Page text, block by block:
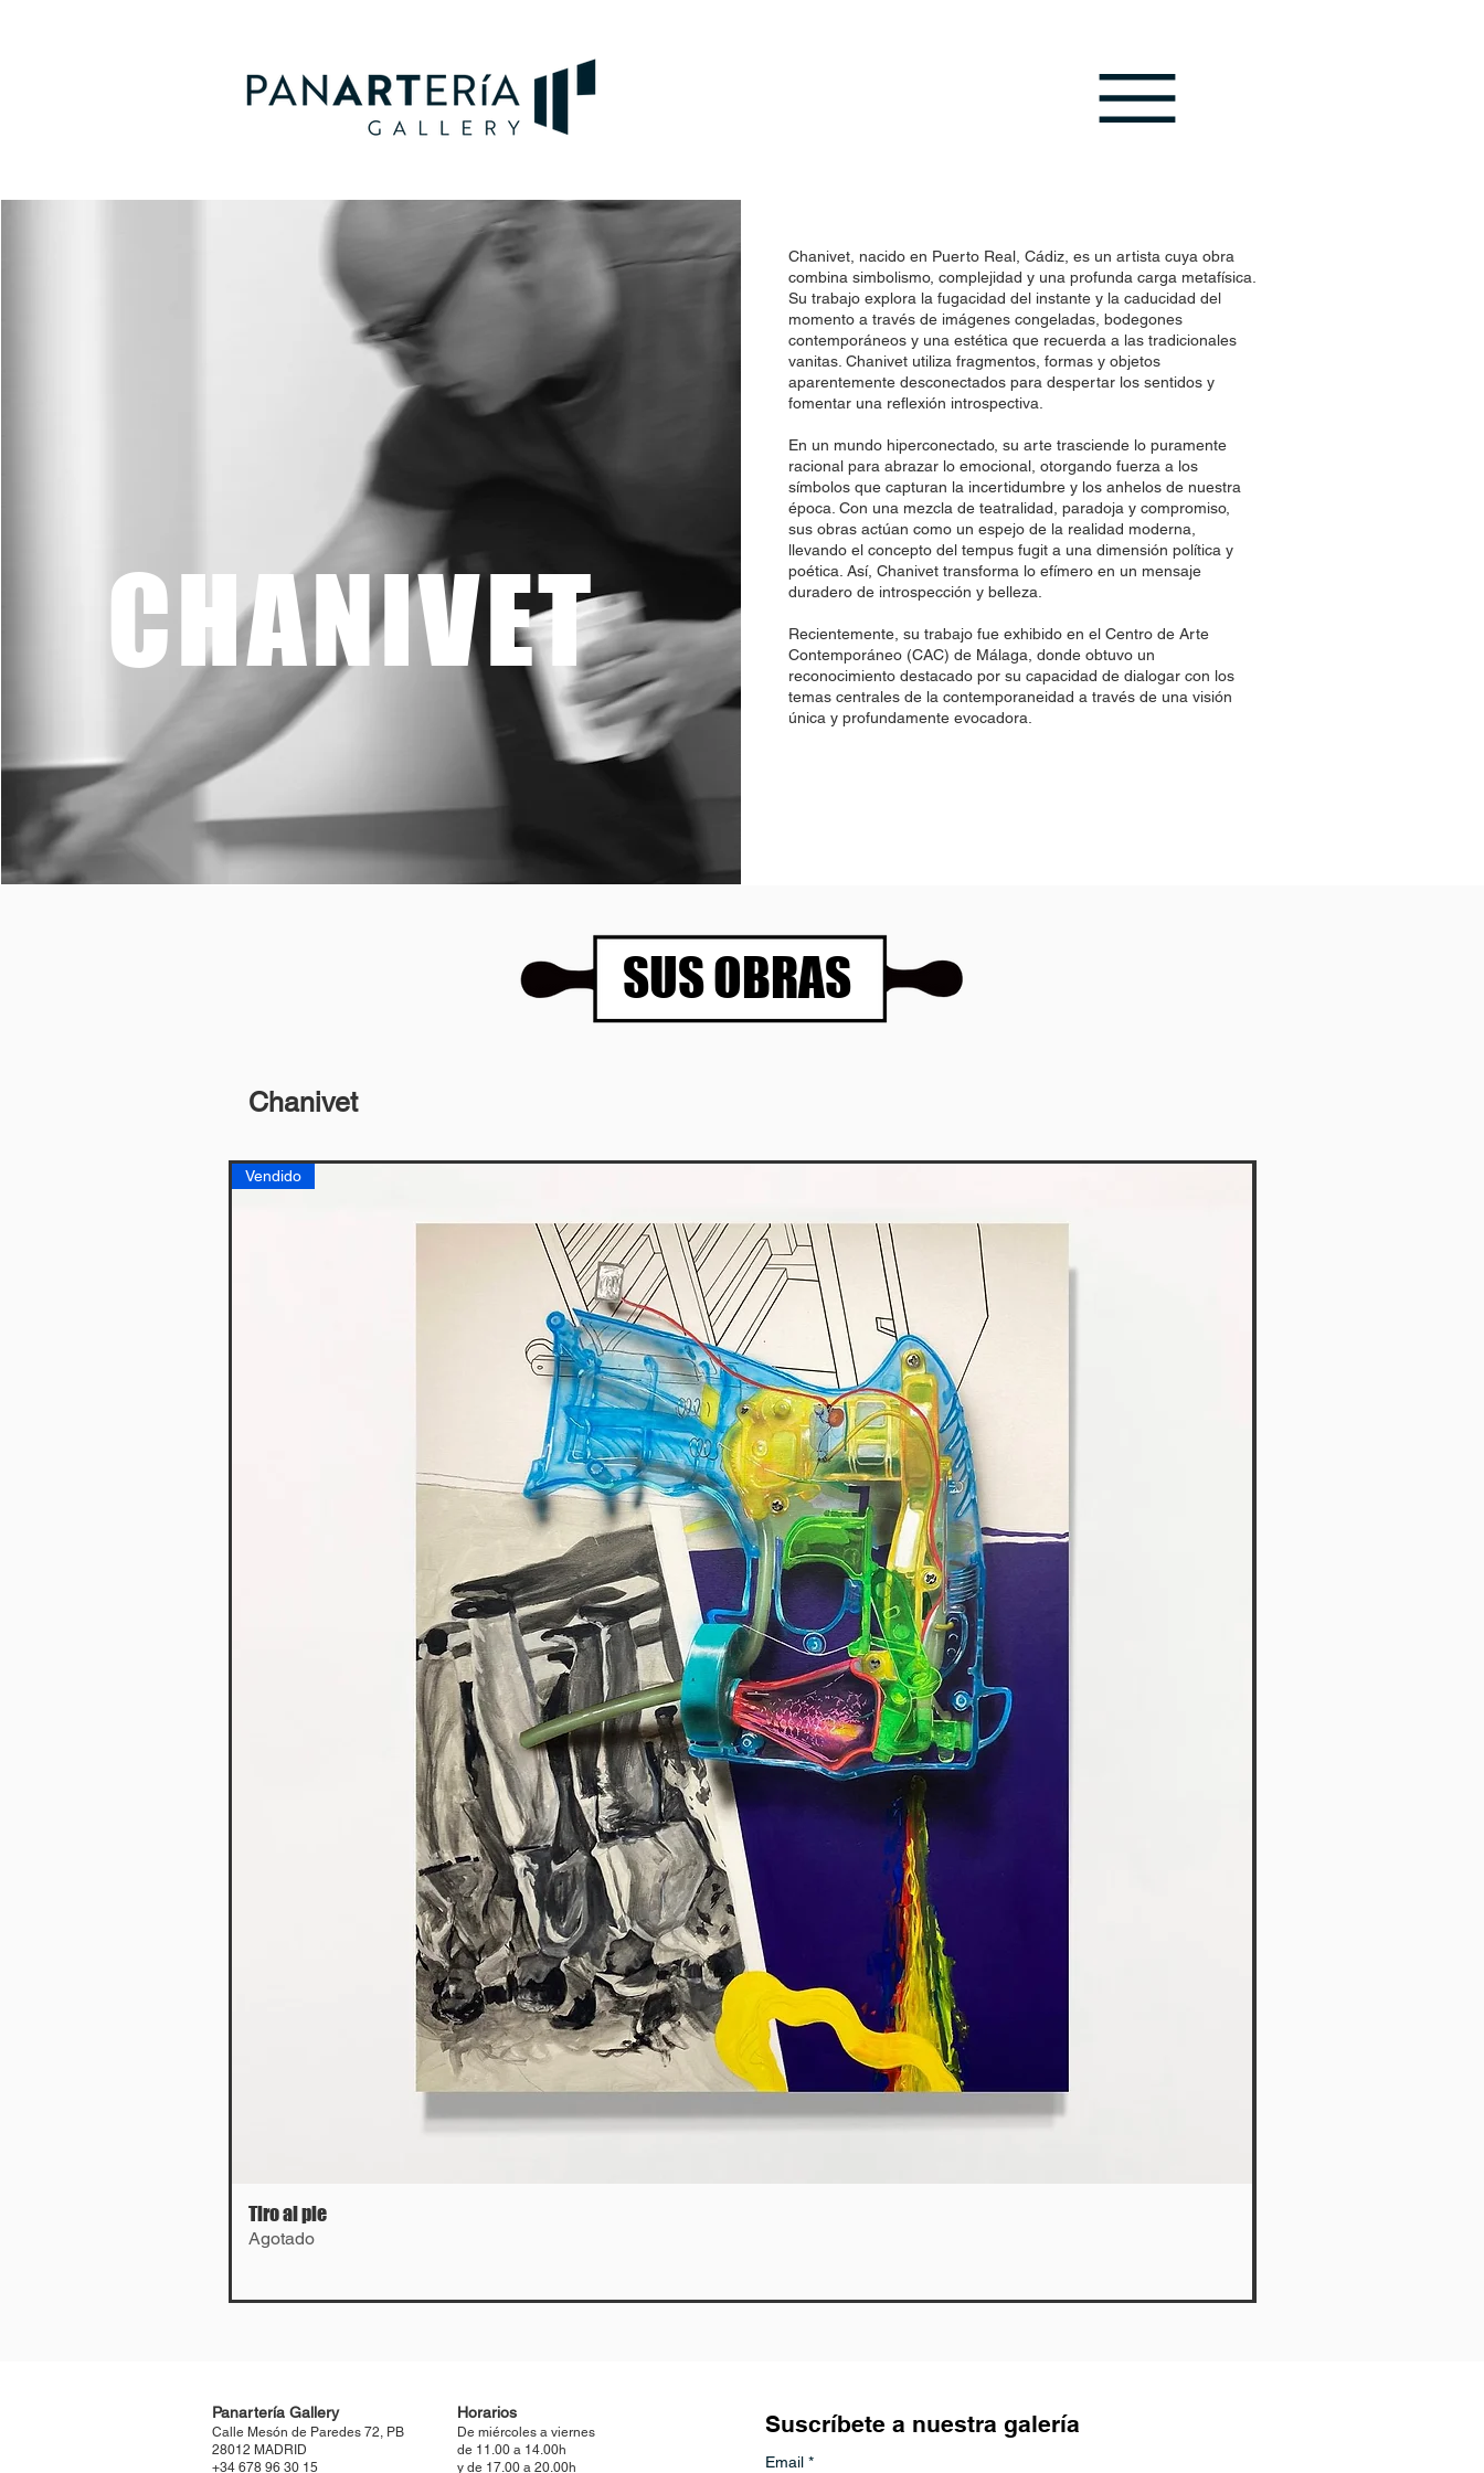
CHANIVET
Chanivet, nacido en Puerto Real, Cádiz, es un artista cuya obra
combina simbolismo, complejidad y una profunda carga metafísica.
Su trabajo explora la fugacidad del instante y la caducidad del
momento a través de imágenes congeladas, bodegones
contemporáneos y una estética que recuerda a las tradicionales
vanitas. Chanivet utiliza fragmentos, formas y objetos
aparentemente desconectados para despertar los sentidos y
fomentar una reflexión introspectiva.
En un mundo hiperconectado, su arte trasciende lo puramente
racional para abrazar lo emocional, otorgando fuerza a los
símbolos que capturan la incertidumbre y los anhelos de nuestra
época. Con una mezcla de teatralidad, paradoja y compromiso,
sus obras actúan como un espejo de la realidad moderna,
llevando el concepto del tempus fugit a una dimensión política y
poética. Así, Chanivet transforma lo efímero en un mensaje
duradero de introspección y belleza.
Recientemente, su trabajo fue exhibido en el Centro de Arte
Contemporáneo (CAC) de Málaga, donde obtuvo un
reconocimiento destacado por su capacidad de dialogar con los
temas centrales de la contemporaneidad a través de una visión
única y profundamente evocadora.
SUS OBRAS
Chanivet
Vendido
Tiro al pie
Agotado
Panartería Gallery
Calle Mesón de Paredes 72, PB
28012 MADRID
+34 678 96 30 15
Horarios
De miércoles a viernes
de 11.00 a 14.00h
y de 17.00 a 20.00h
Suscríbete a nuestra galería
Email *